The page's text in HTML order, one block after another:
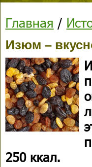
Главная /
Изюм –
250 ккал.